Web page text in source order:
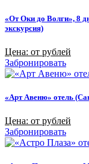
«От Оки до Волги», 8
экскурсия)
Цена: от рублей
Забронировать
«Арт Авеню» отель
Цена: от рублей
Забронировать